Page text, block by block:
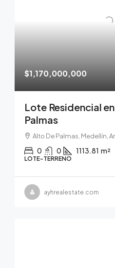
$1,170,000,000
Lote Residencial
Palmas
Alto De Palmas, Medellín,
0 0 1113.81 m²
LOTE-TERRENO
ayhrealestate.com